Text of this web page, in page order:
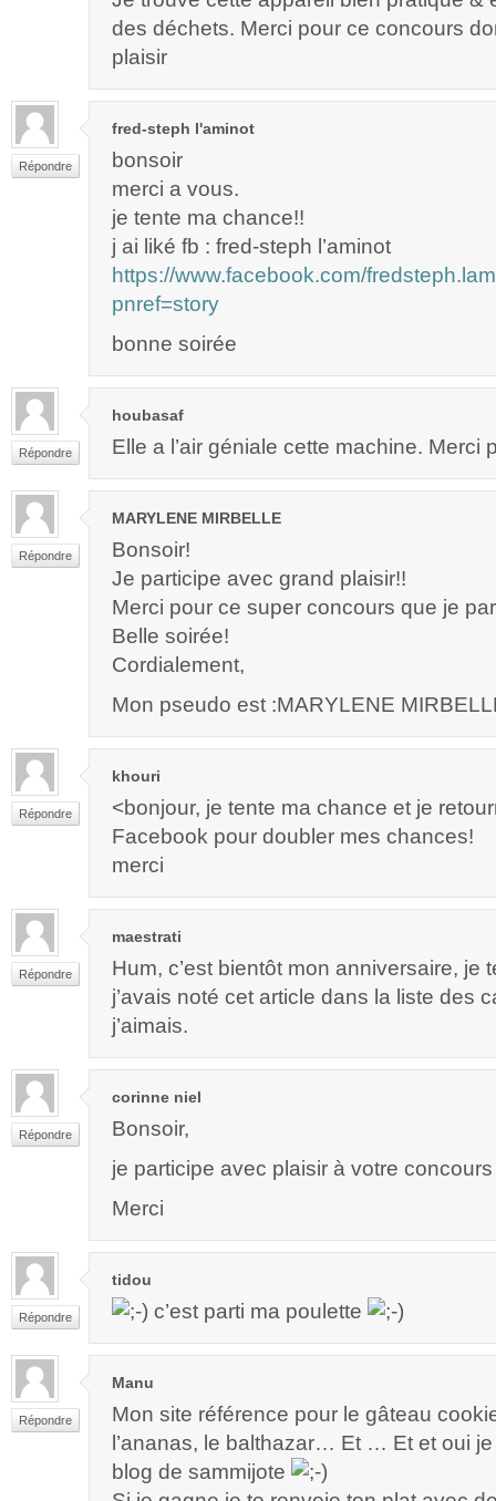
des déchets. Merci pour ce concours
plaisir
Répondre
fred-steph l'aminot
bonsoir
merci a vous.
je tente ma chance!!
j ai liké fb : fred-steph l’aminot
https://www.facebook.com/
pnref=story
bonne soirée
Répondre
houbasaf
Elle a l’air géniale cette machine. Merci
Répondre
MARYLENE MIRBELLE
Bonsoir!
Je participe avec grand plaisir!!
Merci pour ce super concours que je
Belle soirée!
Cordialement,
Mon pseudo est :MARYLENE
Répondre
khouri
<bonjour, je tente ma chance et je
Facebook pour doubler mes chances!
merci
Répondre
maestrati
Hum, c’est bientôt mon anniversaire, je
j’avais noté cet article dans la liste des
j’aimais.
Répondre
corinne niel
Bonsoir,
je participe avec plaisir à votre concours
Merci
Répondre
tidou
c’est parti ma poulette
Répondre
Manu
Mon site référence pour le gâteau
l’ananas, le balthazar… Et … Et et oui
blog de sammijote